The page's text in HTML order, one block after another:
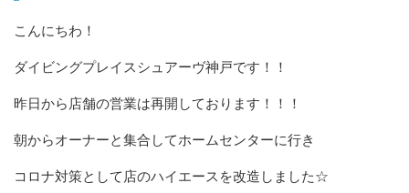
こんにちわ！
ダイビングプレイスシュアーヴ神戸です！！
昨日から店舗の営業は再開しております！！！
朝からオーナーと集合してホームセンターに行き
コロナ対策として店のハイエースを改造しました☆